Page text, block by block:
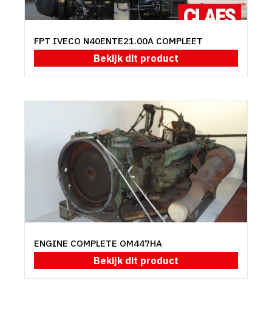
FPT IVECO N40ENTE21.00A COMPLEET
Bekijk dit product
ENGINE COMPLETE OM447HA
Bekijk dit product